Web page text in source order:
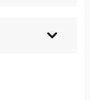
ますが、多く
ではありませ